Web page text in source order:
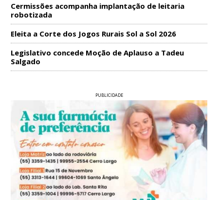
Cermissões acompanha implantação de leitaria
robotizada
Eleita a Corte dos Jogos Rurais Sol a Sol 2026
Legislativo concede Moção de Aplauso a Tadeu
Salgado
PUBLICIDADE